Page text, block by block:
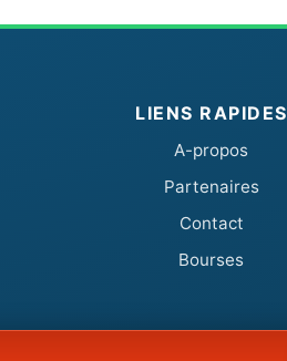
LIENS RAPIDES
A-propos
Partenaires
Contact
Bourses